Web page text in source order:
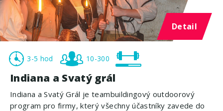
Detail
3-5 hod 10-300
Indiana a Svatý grál
Indiana a Svatý Grál je teambuildingový outdoorový
program pro firmy, který všechny účastníky zavede do